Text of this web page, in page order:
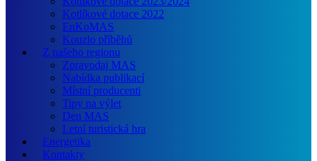
Kotlíkové dotace 2022
EnKoMAS
Kouzlo příběhů
Z našeho regionu
Zpravodaj MAS
Nabídka publikací
Místní producenti
Tipy na výlet
Den MAS
Letní turistická hra
Energetika
Kontakty